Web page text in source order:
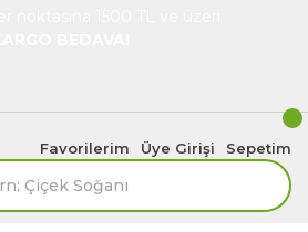
Favorilerim Üye Girişi Sepetim